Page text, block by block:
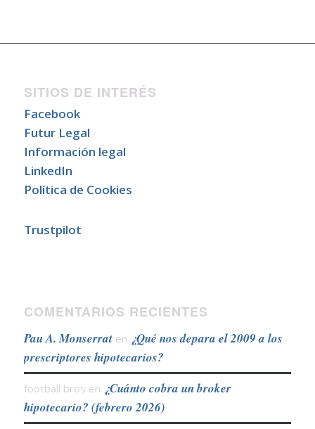
SITIOS DE INTERÉS
Facebook
Futur Legal
Información legal
LinkedIn
Política de Cookies
Trustpilot
COMENTARIOS RECIENTES
Pau A. Monserraten ¿Qué nos depara el 2009 a los
prescriptores hipotecarios?
football bros en ¿Cuánto cobra un broker
hipotecario? (febrero 2026)